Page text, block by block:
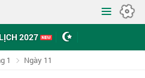
≡
LỊCH 2027
1 Ngày 11